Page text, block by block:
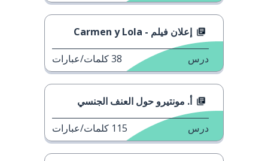
إعلان فيلم - Carmen y Lola
درس 38كلمات/عبارات
أ. مونتيرو حول العنف الجنسي
درس 115 كلمات/عبارات